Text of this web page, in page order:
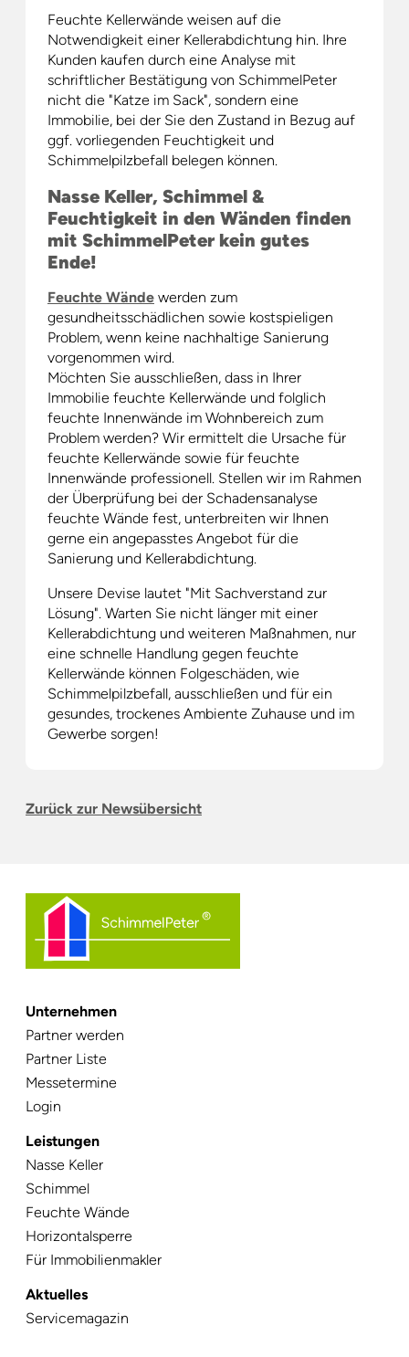
Feuchte Kellerwände weisen auf die
Notwendigkeit einer Kellerabdichtung hin. Ihre
Kunden kaufen durch eine Analyse mit
schriftlicher Bestätigung von SchimmelPeter
nicht die "Katze im Sack", sondern eine
Immobilie, bei der Sie den Zustand in Bezug auf
ggf. vorliegenden Feuchtigkeit und
Schimmelpilzbefall belegen können.
Nasse Keller, Schimmel &
Feuchtigkeit in den Wänden finden
mit SchimmelPeter kein gutes
Ende!
Feuchte Wändewerden zum
gesundheitsschädlichen sowie kostspieligen
Problem, wenn keine nachhaltige Sanierung
vorgenommen wird.
Möchten Sie ausschließen, dass in Ihrer
Immobilie feuchte Kellerwände und folglich
feuchte Innenwände im Wohnbereich zum
Problem werden? Wir ermittelt die Ursache für
feuchte Kellerwände sowie für feuchte
Innenwände professionell. Stellen wir im Rahmen
der Überprüfung bei der Schadensanalyse
feuchte Wände fest, unterbreiten wir Ihnen
gerne ein angepasstes Angebot für die
Sanierung und Kellerabdichtung.
Unsere Devise lautet "Mit Sachverstand zur
Lösung". Warten Sie nicht länger mit einer
Kellerabdichtung und weiteren Maßnahmen, nur
eine schnelle Handlung gegen feuchte
Kellerwände können Folgeschäden, wie
Schimmelpilzbefall, ausschließen und für ein
gesundes, trockenes Ambiente Zuhause und im
Gewerbe sorgen!
Zurück zur Newsübersicht
Unternehmen
Navigation
überspringen
Partner werden
Partner Liste
Messetermine
Login
Leistungen
Navigation
überspringen
Nasse Keller
Schimmel
Feuchte Wände
Horizontalsperre
Für Immobilienmakler
Aktuelles
Navigation
Servicemagazin